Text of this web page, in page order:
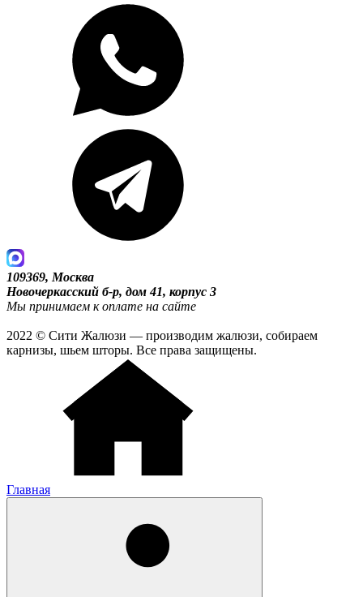
109369, Москва
Новочеркасский б-р, дом 41, корпус 3
Мы принимаем к оплате на сайте
2022 © Сити Жалюзи — производим жалюзи, собираем
карнизы, шьем шторы. Все права защищены.
Главная